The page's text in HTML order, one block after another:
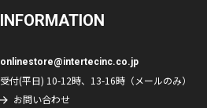
INFORMATION
onlinestore@intertecinc.co.jp
受付(平日) 10-12時、13-16時（メールのみ）
お問い合わせ